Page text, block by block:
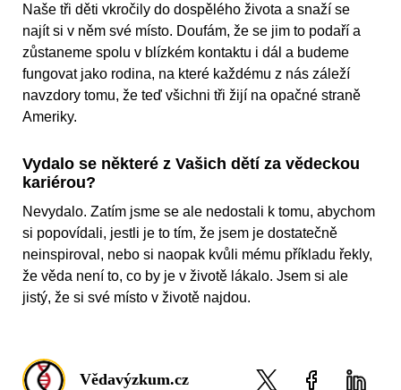
Naše tři děti vkročily do dospělého života a snaží se
najít si v něm své místo. Doufám, že se jim to podaří a
zůstaneme spolu v blízkém kontaktu i dál a budeme
fungovat jako rodina, na které každému z nás záleží
navzdory tomu, že teď všichni tři žijí na opačné straně
Ameriky.
Vydalo se některé z Vašich dětí za vědeckou
kariérou?
Nevydalo. Zatím jsme se ale nedostali k tomu, abychom
si popovídali, jestli je to tím, že jsem je dostatečně
neinspiroval, nebo si naopak kvůli mému příkladu řekly,
že věda není to, co by je v životě lákalo. Jsem si ale
jistý, že si své místo v životě najdou.
Vědavýzkum.cz